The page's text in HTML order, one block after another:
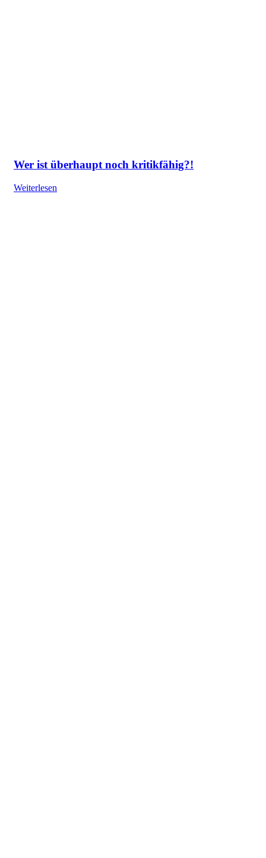
Wer ist überhaupt noch kritikfähig?!
Weiterlesen